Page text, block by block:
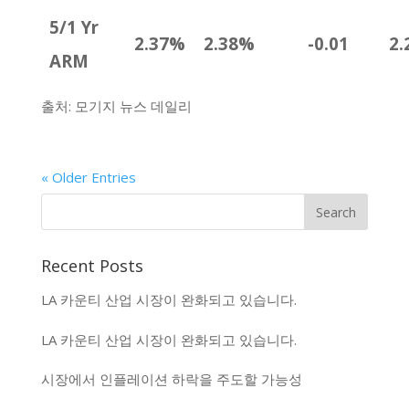
5/1 Yr
ARM
2.37% 2.38% -0.01
출처: 모기지 뉴스 데일리
« Older Entries
Recent Posts
LA 카운티 산업 시장이 완화되고 있습니다.
LA 카운티 산업 시장이 완화되고 있습니다.
시장에서 인플레이션 하락을 주도할 가능성